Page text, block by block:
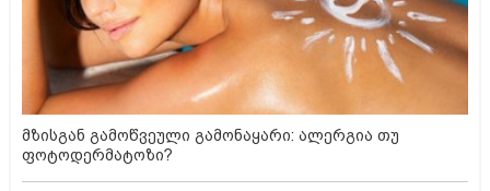
მზისგან გამოწვეული გამონაყარი: ალერგია თუ
ფოტოდერმატოზი?